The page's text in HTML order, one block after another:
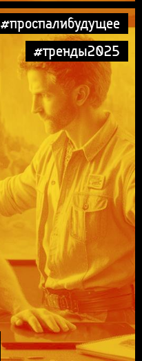
#проспалибудущее
#тренды2025